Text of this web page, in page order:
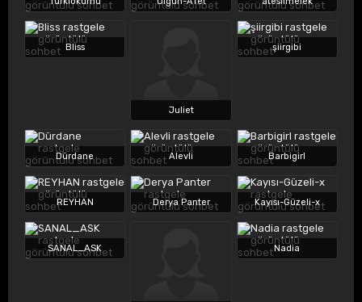
Bliss
Juliet
şiirgibi
Dürdane Alevli Barbigirl
REYHAN Derya Panter Kayısı-Güzeli-x
SANAL_ASK Nadia